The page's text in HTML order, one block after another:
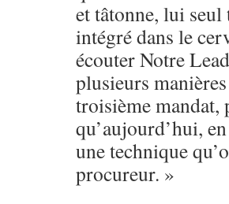
et tâtonne, lui seul
intégré dans le
écouter Notre
plusieurs
troisième mandat,
qu’aujourd’hui,
une technique
procureur. »